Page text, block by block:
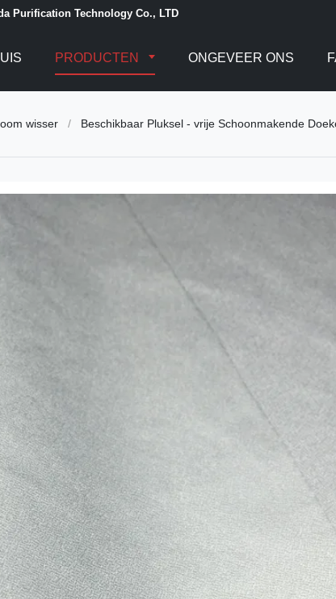
Purification Technology Co., LTD
PRODUCTEN ONGEVEER ONS
wisser / Beschikbaar Pluksel - vrije Schoonmakende